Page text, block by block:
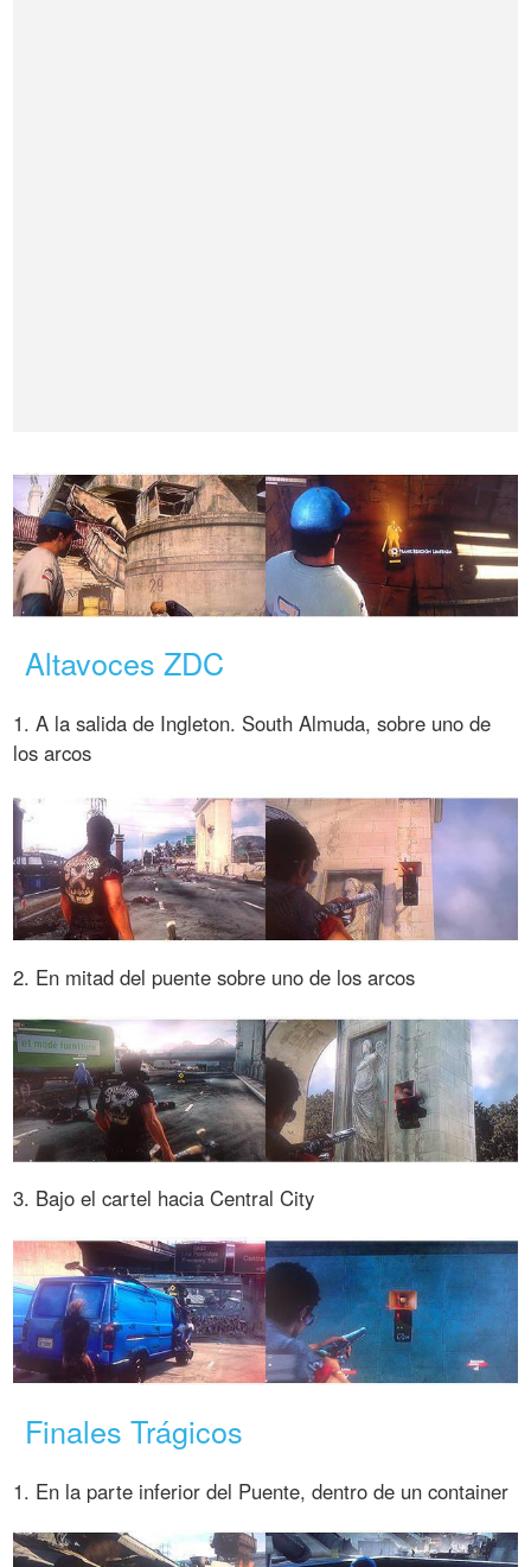
Altavoces ZDC
1. A la salida de Ingleton. South Almuda, sobre uno de
los arcos
2. En mitad del puente sobre uno de los arcos
3. Bajo el cartel hacia Central City
Finales Trágicos
1. En la parte inferior del Puente, dentro de un container